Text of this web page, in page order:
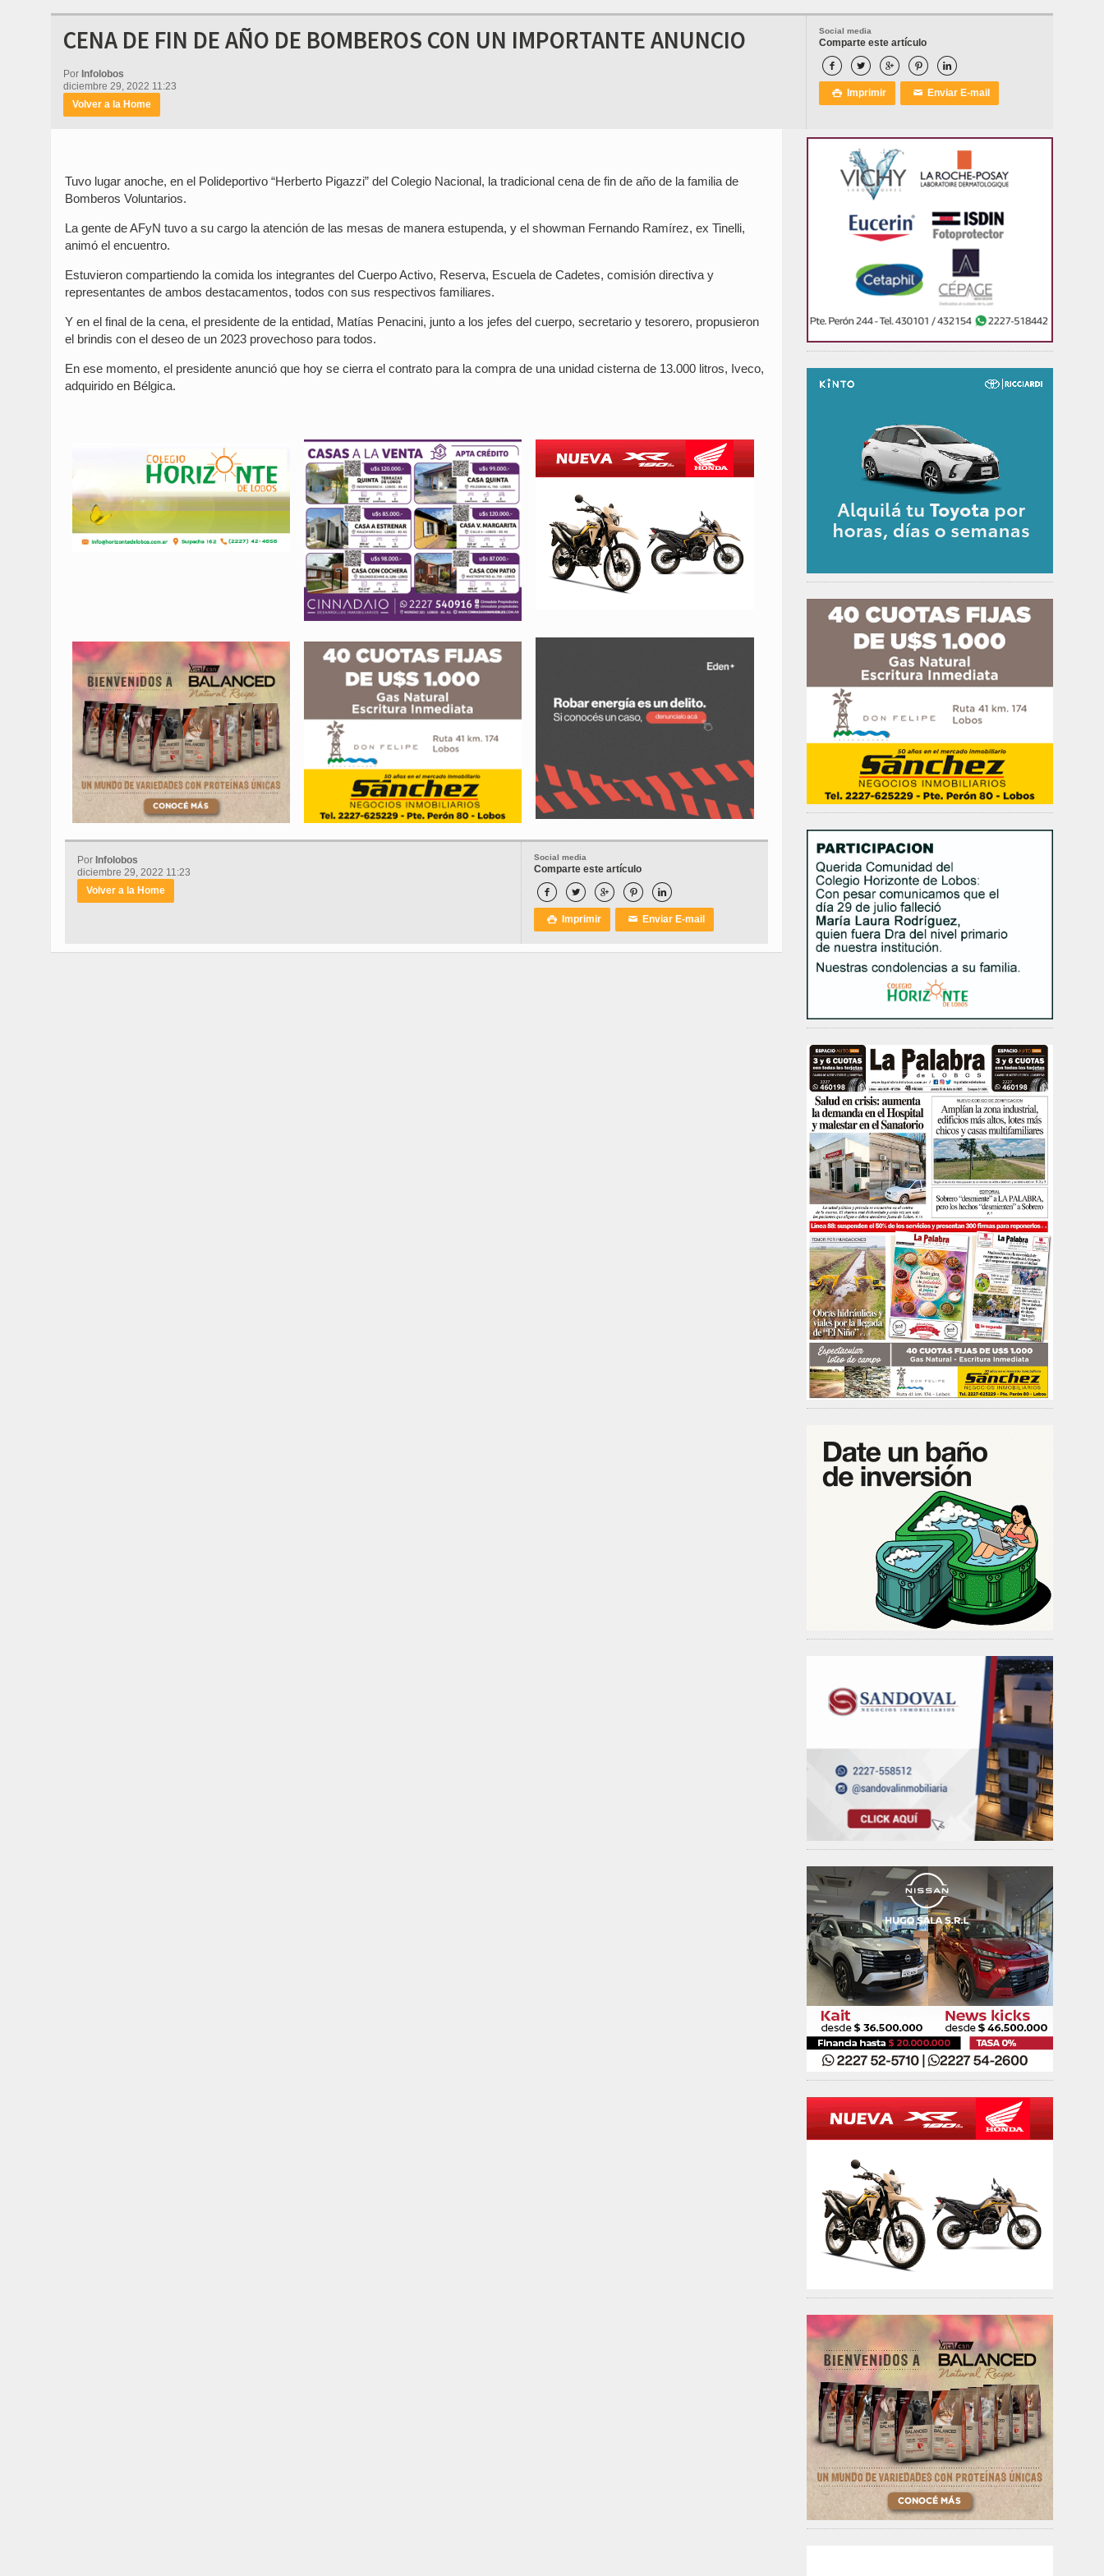
Social media
Comparte este artículo
    
 Imprimir ✉ Enviar E-mail
CENA DE FIN DE AÑO DE BOMBEROS CON UN IMPORTANTE ANUNCIO
Por Infolobos
diciembre 29, 2022 11:23
Volver a la Home
Tuvo lugar anoche, en el Polideportivo “Herberto Pigazzi” del Colegio Nacional, la tradicional cena de fin de año de la familia de
Bomberos Voluntarios.
La gente de AFyN tuvo a su cargo la atención de las mesas de manera estupenda, y el showman Fernando Ramírez, ex Tinelli,
animó el encuentro.
Estuvieron compartiendo la comida los integrantes del Cuerpo Activo, Reserva, Escuela de Cadetes, comisión directiva y
representantes de ambos destacamentos, todos con sus respectivos familiares.
Y en el final de la cena, el presidente de la entidad, Matías Penacini, junto a los jefes del cuerpo, secretario y tesorero, propusieron
el brindis con el deseo de un 2023 provechoso para todos.
En ese momento, el presidente anunció que hoy se cierra el contrato para la compra de una unidad cisterna de 13.000 litros, Iveco,
adquirido en Bélgica.
Social media
Comparte este artículo
    
 Imprimir ✉ Enviar E-mail
Por Infolobos
diciembre 29, 2022 11:23
Volver a la Home